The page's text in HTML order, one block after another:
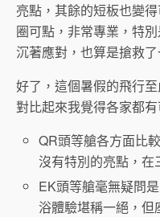
亮點，其餘的短板也變
圈可點，非常專業，特
沉著應對，也算是搶救了
好了，這個暑假的飛行
對比起來我覺得各家都有
QR頭等艙各方面比
沒有特別的亮點，在
EK頭等艙毫無疑問
浴體驗堪稱一絕，但